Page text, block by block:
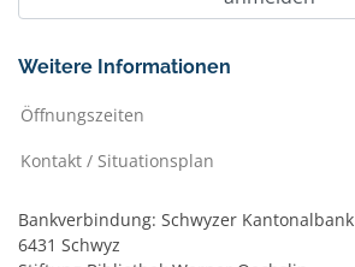
Weitere Informationen
Öffnungszeiten
Kontakt / Situationsplan
Bankverbindung: Schwyzer Kantonalbank
6431 Schwyz